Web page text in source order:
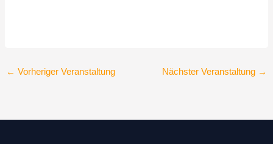
← Vorheriger Veranstaltung Nächster Veranstaltung →